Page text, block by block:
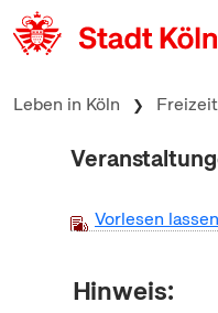
zum Inhalt springen
Leben in Köln
Vorlesen lassen
Hinweis: